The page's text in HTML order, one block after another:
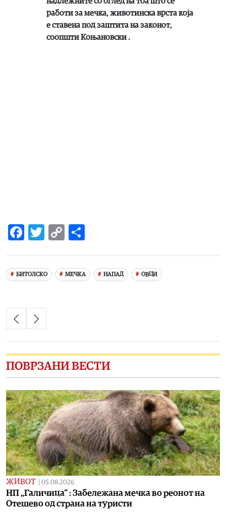
работи за мечка, животинска врста која
е ставена под заштита на законот,
соопшти Коњановски .
Facebook
Twitter
Copy
БИТОЛСКО МЕЧКА НАПАД ОВЦИ
ПОВРЗАНИ ВЕСТИ
ЖИВОТ 05.08.2026
НП „Галичица“ : Забележана мечка во реонот на
Отешево од страна на туристи